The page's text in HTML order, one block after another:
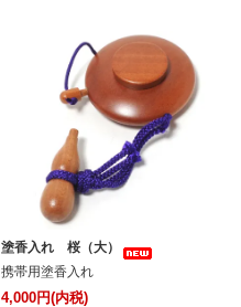
塗香入れ 桜（大）
携帯用塗香入れ
4,000円(内税)